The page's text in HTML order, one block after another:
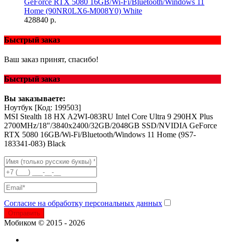
GeForce RTX 5080 16GB/Wi-Fi/Bluetooth/Windows 11
Home (90NR0LX6-M008Y0) White
428840 р.
Быстрый заказ
Ваш заказ принят, спасибо!
Быстрый заказ
Вы заказываете:
Ноутбук [Код: 199503]
MSI Stealth 18 HX A2WI-083RU Intel Core Ultra 9 290HX Plus
2700MHz/18"/3840x2400/32GB/2048GB SSD/NVIDIA GeForce
RTX 5080 16GB/Wi-Fi/Bluetooth/Windows 11 Home (9S7-
183341-083) Black
Согласие на обработку персональных данных
Отправить
Мобиком © 2015 - 2026